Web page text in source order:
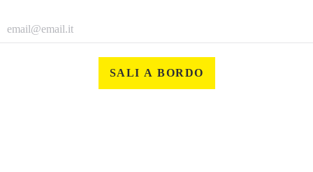
SALI A BORDO